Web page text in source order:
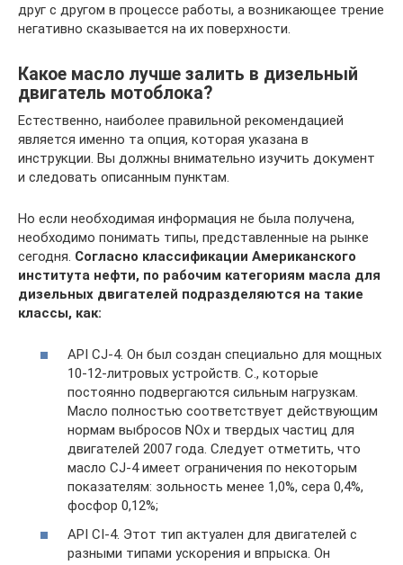
друг с другом в процессе работы, а возникающее трение
негативно сказывается на их поверхности.
Какое масло лучше залить в дизельный
двигатель мотоблока?
Естественно, наиболее правильной рекомендацией
является именно та опция, которая указана в
инструкции. Вы должны внимательно изучить документ
и следовать описанным пунктам.
Но если необходимая информация не была получена,
необходимо понимать типы, представленные на рынке
сегодня. Согласно классификации Американского
института нефти, по рабочим категориям масла для
дизельных двигателей подразделяются на такие
классы, как:
API CJ-4. Он был создан специально для мощных
10-12-литровых устройств. С., которые
постоянно подвергаются сильным нагрузкам.
Масло полностью соответствует действующим
нормам выбросов NOx и твердых частиц для
двигателей 2007 года. Следует отметить, что
масло CJ-4 имеет ограничения по некоторым
показателям: зольность менее 1,0%, сера 0,4%,
фосфор 0,12%;
API CI-4. Этот тип актуален для двигателей с
разными типами ускорения и впрыска. Он